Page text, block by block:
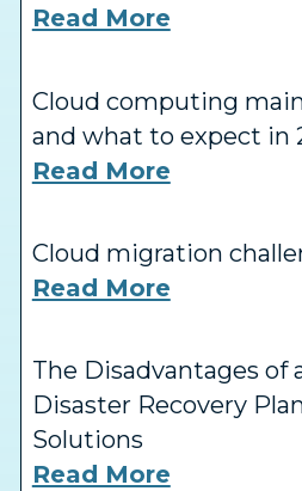
Read More
Cloud computing
and what to expect in
Read More
Cloud migration
Read More
The Disadvantages of
Disaster Recovery
Solutions
Read More